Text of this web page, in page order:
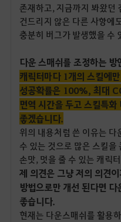
존재하고, 지금까지 봐왔던
건드리지 않은 다른 사항에
충분히 버그가 발생했을 수
다운 스매쉬를 조정하는 방
캐릭터마다 1개의 스킬에
성공확률은 100%, 최대
면역 시간을 두고 스킬특화
좋겠습니다.
위의 내용처럼 쓴 이유는
수 있는 것으로 많은 스킬
손맛, 멋을 줄 수 있는 캐릭
제 의견은 그냥 저의 의견
방법으로만 개선 된다면
좋습니다.
현재는 다운스매쉬를 활용